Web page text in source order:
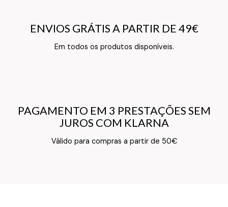
ENVIOS GRÁTIS A PARTIR DE 49€
Em todos os produtos disponíveis.
ENVIOS GRÁTIS A PARTIR DE 49€
Texto do Verso do Cartão de Informação
PAGAMENTO EM 3 PRESTAÇÕES SEM
JUROS COM KLARNA
Válido para compras a partir de 50€
PAGAMENTO EM 3 PRESTAÇÕES SEM
JUROS COM KLARNA
Texto do Verso do Cartão de Informação